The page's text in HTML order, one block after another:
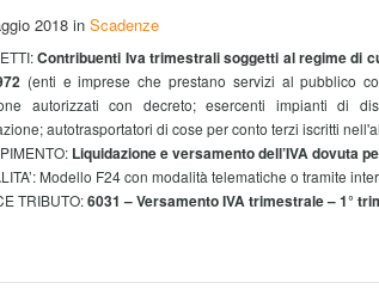
2018 in Scadenze
Contribuenti Iva trimestrali soggetti al regime di
(enti e imprese che prestano servizi al pubblico
autorizzati con decreto; esercenti impianti di
autotrasportatori di cose per conto terzi iscritti
Liquidazione e versamento dell’IVA dovuta
Modello F24 con modalità telematiche o tramite
TRIBUTO:6031 – Versamento IVA trimestrale – 1°